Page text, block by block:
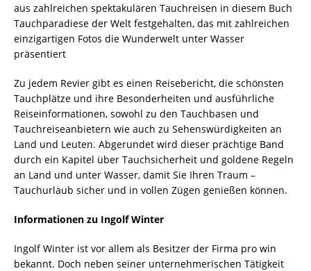
aus zahlreichen spektakulären Tauchreisen in diesem Buch
Tauchparadiese der Welt festgehalten, das mit zahlreichen
einzigartigen Fotos die Wunderwelt unter Wasser
präsentiert
Zu jedem Revier gibt es einen Reisebericht, die schönsten
Tauchplätze und ihre Besonderheiten und ausführliche
Reiseinformationen, sowohl zu den Tauchbasen und
Tauchreiseanbietern wie auch zu Sehenswürdigkeiten an
Land und Leuten. Abgerundet wird dieser prächtige Band
durch ein Kapitel über Tauchsicherheit und goldene Regeln
an Land und unter Wasser, damit Sie Ihren Traum –
Tauchurlaub sicher und in vollen Zügen genießen können.
Informationen zu Ingolf Winter
Ingolf Winter ist vor allem als Besitzer der Firma pro win
bekannt. Doch neben seiner unternehmerischen Tätigkeit